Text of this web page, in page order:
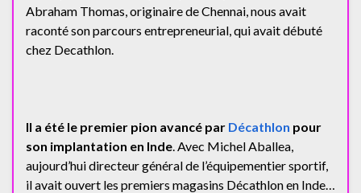
Abraham Thomas, originaire de Chennai, nous avait
raconté son parcours entrepreneurial, qui avait débuté
chez Decathlon.
Il a été le premier pion avancé par Décathlon pour
son implantation en Inde . Avec Michel Aballea,
aujourd’hui directeur général de l’équipementier sportif,
il avait ouvert les premiers magasins Décathlon en Inde…